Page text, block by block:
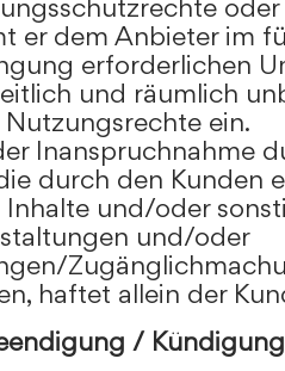
er dem Anbieter im
erforderlichen
und räumlich
ein.
Inanspruchnahme
durch den Kunden
und/oder
und/oder
haftet allein der
/ Kündigung